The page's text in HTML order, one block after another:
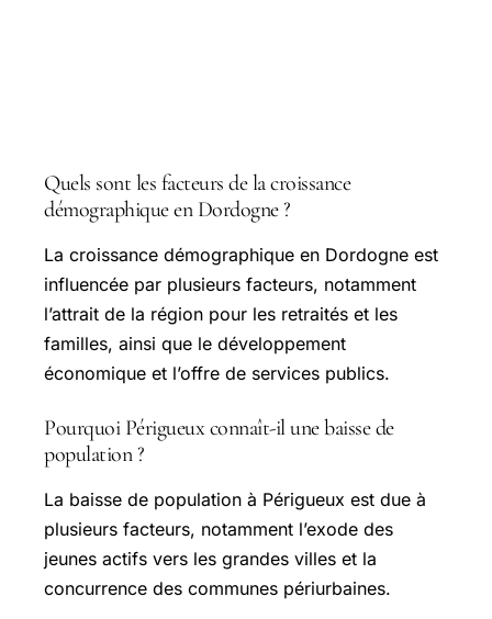
Quels sont les facteurs de la croissance
démographique en Dordogne ?
La croissance démographique en Dordogne est
influencée par plusieurs facteurs, notamment
l’attrait de la région pour les retraités et les
familles, ainsi que le développement
économique et l’offre de services publics.
Pourquoi Périgueux connaît-il une baisse de
population ?
La baisse de population à Périgueux est due à
plusieurs facteurs, notamment l’exode des
jeunes actifs vers les grandes villes et la
concurrence des communes périurbaines.